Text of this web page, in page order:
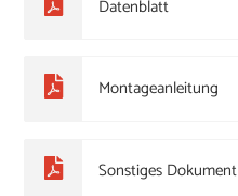
Datenblatt
Montageanleitung
Sonstiges Dokument